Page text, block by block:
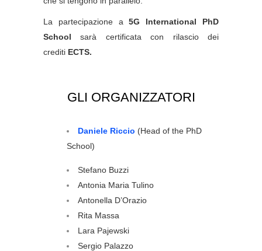
La partecipazione a5G International PhD
Schoolsarà certificata con rilascio dei
crediti ECTS.
GLI ORGANIZZATORI
Daniele Riccio (Head of the PhD
School)
Stefano Buzzi
Antonia Maria Tulino
Antonella D’Orazio
Rita Massa
Lara Pajewski
Sergio Palazzo